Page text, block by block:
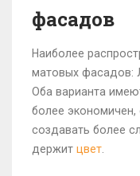
фасадов
Наиболее
матовых фасадов:
Оба варианта
более
создавать более
держит цвет